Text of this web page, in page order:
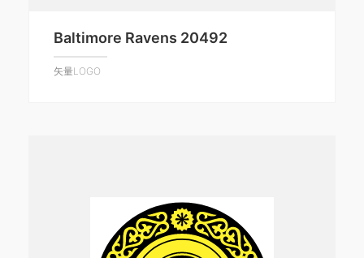
Baltimore Ravens 20492
矢量LOGO